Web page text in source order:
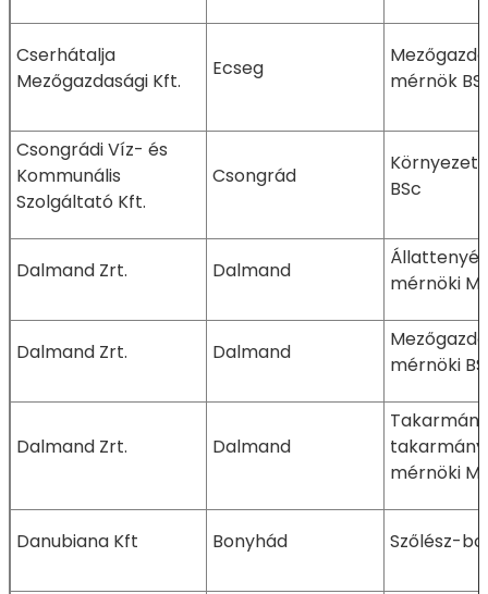
Cserhátalja
Mezőgazdasági Kft.
Ecseg
mérnök
Csongrádi Víz- és
Kommunális
Szolgáltató Kft.
Csongrád
BSc
Dalmand Zrt. Dalmand
mérnöki
Dalmand Zrt. Dalmand
mérnöki
Dalmand Zrt. Dalmand
mérnöki
Danubiana Kft Bonyhád Szőlész-